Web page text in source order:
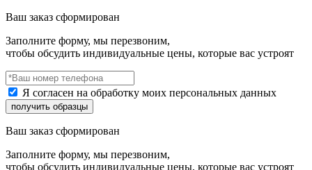
Ваш заказ сформирован
Заполните форму, мы перезвоним,
чтобы обсудить индивидуальные цены, которые вас устроят
Я согласен на обработку моих персональных данных
Ваш заказ сформирован
Заполните форму, мы перезвоним,
чтобы обсудить индивидуальные цены, которые вас устроят